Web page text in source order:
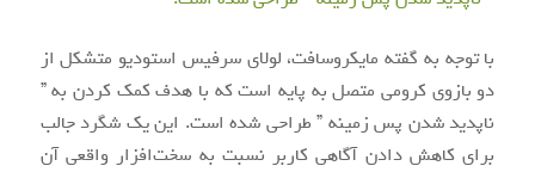
با توجه به گفته مایکروسافت، لولای سرفیس استودیو متشکل از
دو بازوی کرومی متصل به پایه است که با هدف کمک کردن به ”
ناپدید شدن پس ‌زمینه ” طراحی ‌شده است. این یک شگرد جالب
برای کاهش دادن آگاهی کاربر نسبت به سخت‌افزار واقعی آن